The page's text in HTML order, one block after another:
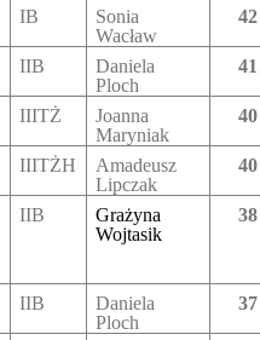
IB
Sonia
Wacław
42
IIB
Daniela
Ploch
41
IIITŻ
Joanna
Maryniak
40
IIITŻH
Amadeusz
Lipczak
40
IIB
Grażyna
Wojtasik
38
IIB
Daniela
Ploch
37